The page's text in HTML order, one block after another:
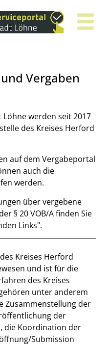
Vergaben
werden seit 2017
des Kreises Herford
auf dem Vergabeportal
auch die
werden.
über vergebene
§ 20 VOB/A finden Sie
Links".
Kreises Herford
und ist für die
des Kreises
unter anderem
Zusammenstellung der
der
die Koordination der
Submission